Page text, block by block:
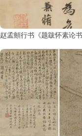
赵孟頫行书《题跋怀素论书